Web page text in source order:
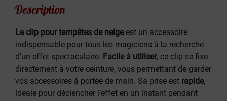
Description
Le clip pour tempêtes de neigeest un accessoire
indispensable pour tous les magiciens à la recherche
d’un effet spectaculaire. Facile à utiliser, ce clip se fixe
directement à votre ceinture, vous permettant de garder
vos accessoires à portée de main. Sa prise est rapide,
idéale pour déclencher l’effet en un instant pendant